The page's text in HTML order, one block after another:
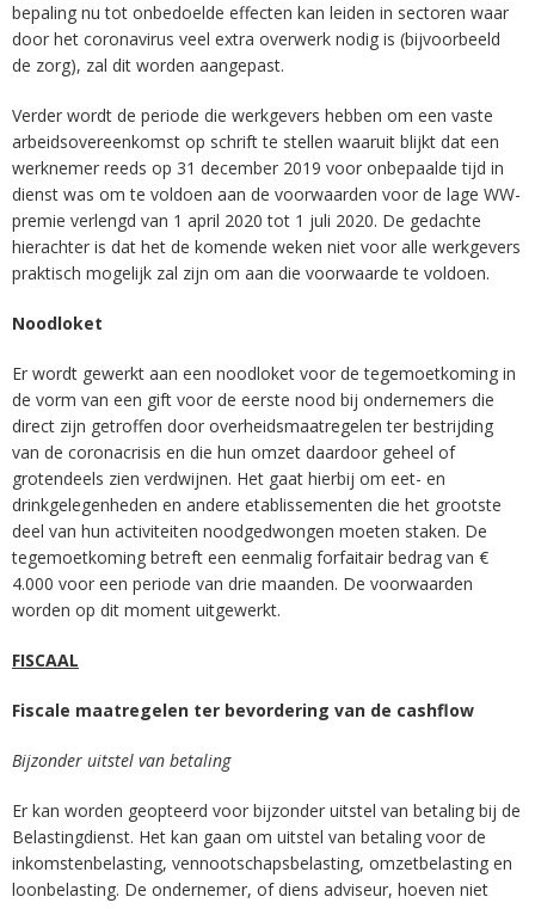
bepaling nu tot onbedoelde effecten kan leiden in sectoren waar
door het coronavirus veel extra overwerk nodig is (bijvoorbeeld
de zorg), zal dit worden aangepast.
Verder wordt de periode die werkgevers hebben om een vaste
arbeidsovereenkomst op schrift te stellen waaruit blijkt dat een
werknemer reeds op 31 december 2019 voor onbepaalde tijd in
dienst was om te voldoen aan de voorwaarden voor de lage WW-
premie verlengd van 1 april 2020 tot 1 juli 2020. De gedachte
hierachter is dat het de komende weken niet voor alle werkgevers
praktisch mogelijk zal zijn om aan die voorwaarde te voldoen.
Noodloket
Er wordt gewerkt aan een noodloket voor de tegemoetkoming in
de vorm van een gift voor de eerste nood bij ondernemers die
direct zijn getroffen door overheidsmaatregelen ter bestrijding
van de coronacrisis en die hun omzet daardoor geheel of
grotendeels zien verdwijnen. Het gaat hierbij om eet- en
drinkgelegenheden en andere etablissementen die het grootste
deel van hun activiteiten noodgedwongen moeten staken. De
tegemoetkoming betreft een eenmalig forfaitair bedrag van €
4.000 voor een periode van drie maanden. De voorwaarden
worden op dit moment uitgewerkt.
FISCAAL
Fiscale maatregelen ter bevordering van de cashflow
Bijzonder uitstel van betaling
Er kan worden geopteerd voor bijzonder uitstel van betaling bij de
Belastingdienst. Het kan gaan om uitstel van betaling voor de
inkomstenbelasting, vennootschapsbelasting, omzetbelasting en
loonbelasting. De ondernemer, of diens adviseur, hoeven niet